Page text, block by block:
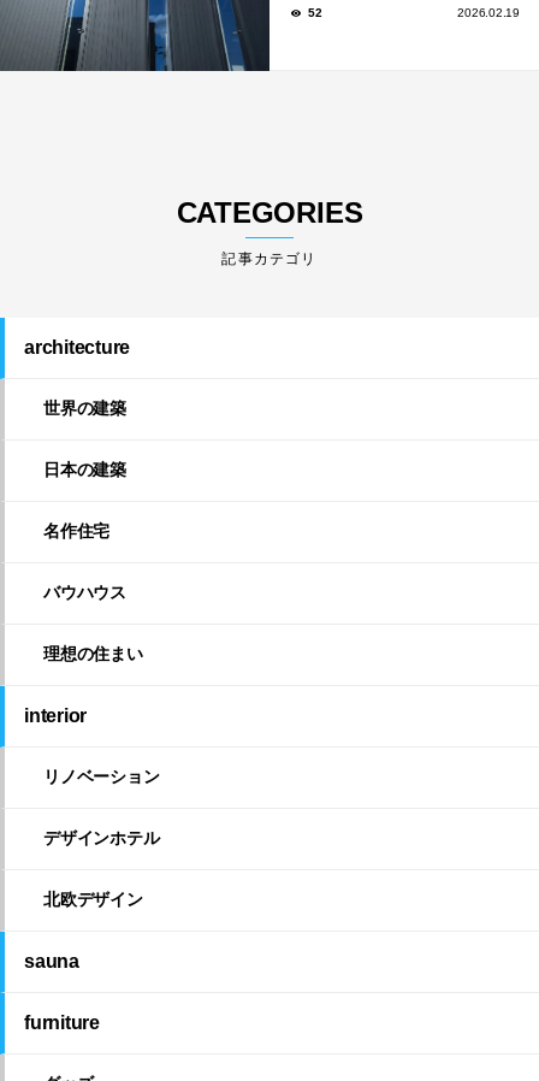
52 2026.02.19
CATEGORIES
architecture
世界の建築
日本の建築
名作住宅
バウハウス
理想の住まい
interior
リノベーション
デザインホテル
北欧デザイン
sauna
furniture